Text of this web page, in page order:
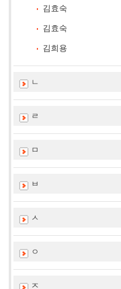
김효숙
김효숙
김희용
ㄴ
ㄹ
ㅁ
ㅂ
ㅅ
ㅇ
ㅈ